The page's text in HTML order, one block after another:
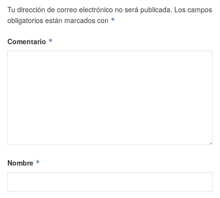
Tu dirección de correo electrónico no será publicada. Los campos
obligatorios están marcados con *
Comentario *
Nombre *